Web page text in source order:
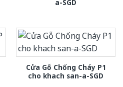
a-SGD
Cửa Gỗ Chống Cháy P1
cho khach san-a-SGD